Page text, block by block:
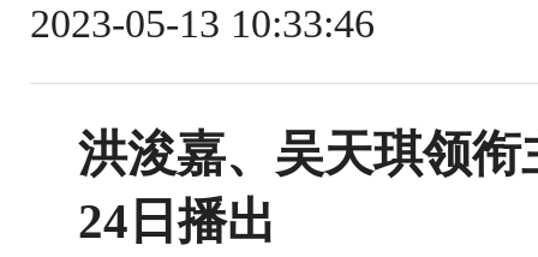
2023-05-13 10:33:46
洪浚嘉、吴天琪领
24日播出